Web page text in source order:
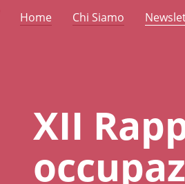
Home Chi Siamo
XII